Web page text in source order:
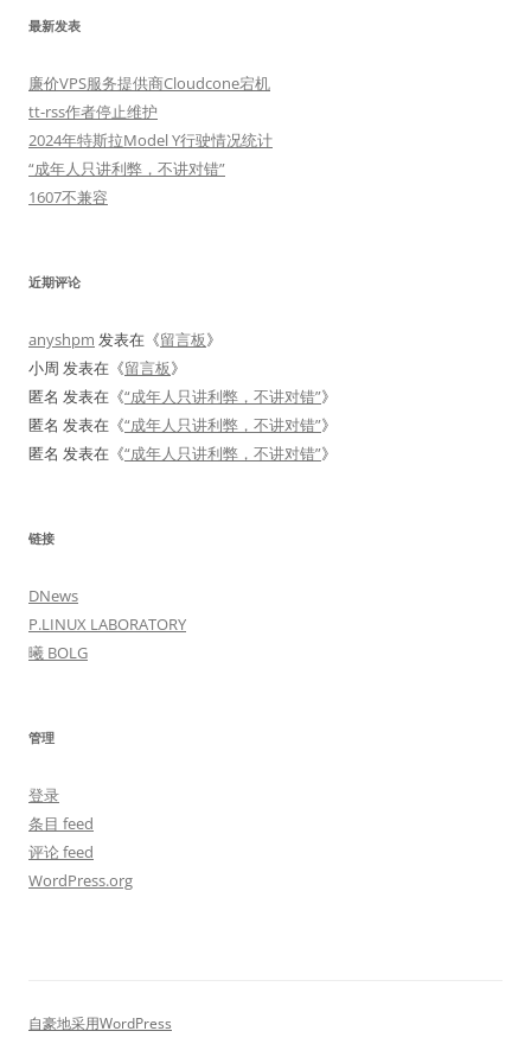
最新发表
廉价VPS服务提供商Cloudcone宕机
tt-rss作者停止维护
2024年特斯拉Model Y行驶情况统计
“成年人只讲利弊，不讲对错”
1607不兼容
近期评论
anyshpm 发表在《留言板》
小周 发表在《留言板》
匿名 发表在《“成年人只讲利弊，不讲对错”》
匿名 发表在《“成年人只讲利弊，不讲对错”》
匿名 发表在《“成年人只讲利弊，不讲对错”》
链接
DNews
P.LINUX LABORATORY
曦 BOLG
管理
登录
条目 feed
评论 feed
WordPress.org
自豪地采用WordPress